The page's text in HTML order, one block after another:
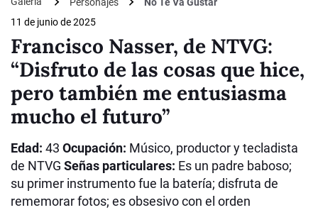
11 de junio de 2025
Francisco Nasser, de NTVG:
“Disfruto de las cosas que hice,
pero también me entusiasma
mucho el futuro”
Edad: 43 Ocupación: Músico, productor y tecladista
de NTVG Señas particulares: Es un padre baboso;
su primer instrumento fue la batería; disfruta de
rememorar fotos; es obsesivo con el orden